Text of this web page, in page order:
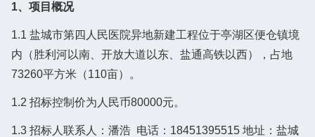
1、项目概况
1.1 盐城市第四人民医院异地新建工程位于亭湖区便仓镇境
内（胜利河以南、开放大道以东、盐通高铁以西），占地
73260平方米（110亩）。
1.2 招标控制价为人民币80000元。
1.3 招标人联系人：潘浩 电话：18451395515 地址：盐城